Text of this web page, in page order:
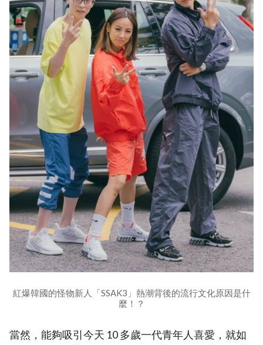
紅爆韓國的怪物新人「SSAK3」熱潮背後的流行文化原因是什
麼！？
當然，能夠吸引今天 10 多歲一代青年人喜愛，就如